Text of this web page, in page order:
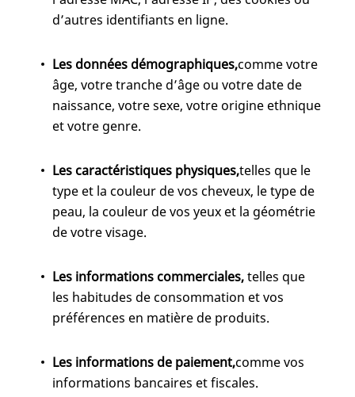
d’autres identifiants en ligne.
Les données démographiques,comme votre
âge, votre tranche d’âge ou votre date de
naissance, votre sexe, votre origine ethnique
et votre genre.
Les caractéristiques physiques,telles que le
type et la couleur de vos cheveux, le type de
peau, la couleur de vos yeux et la géométrie
de votre visage.
Les informations commerciales,telles que
les habitudes de consommation et vos
préférences en matière de produits.
Les informations de paiement,comme vos
informations bancaires et fiscales.